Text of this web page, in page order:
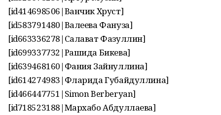
[id414698506|Ванчик Хруст]
[id583791480|Валеева Фануза]
[id663336278|Салават Фазуллин]
[id699337732|Рашида Бикева]
[id639468160|Фания Зайнуллина]
[id614274983|Фларида Губайдуллина]
[id466447751|Simon Berberyan]
[id718523188|Мархабо Абдуллаева]